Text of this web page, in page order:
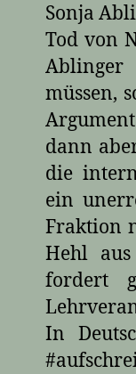
Sonja
Tod von
Ablinger
müssen,
dann
die
ein
Fraktion
Hehl
fordert
In